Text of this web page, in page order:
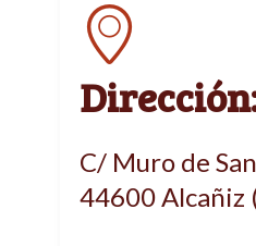
C/ Muro de
44600 Alcañiz